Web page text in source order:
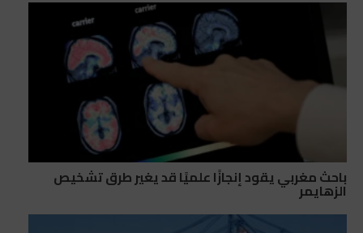
باحث مغربي يقود إنجازًا علميًا قد يغير طرق تشخيص
الزهايمر